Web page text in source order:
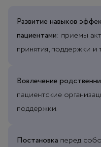
Развитие навыков
пациентами: приемы
принятия, поддержки и
Вовлечение
пациентские
поддержки.
Постановка перед